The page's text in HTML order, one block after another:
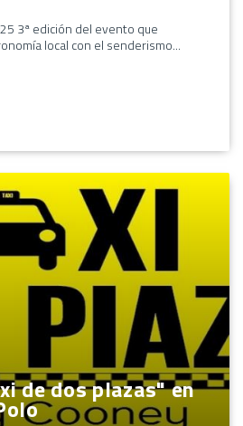
3ª edición del evento que
local con el senderismo...
de dos plazas" en